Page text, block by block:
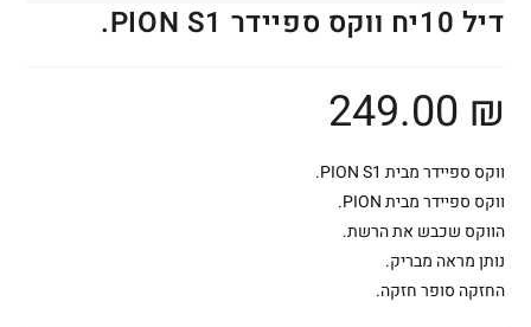
דיל 10יח ווקס ספיידר PION S1.
249.00 ₪
ווקס ספיידר מבית PION S1.
ווקס ספיידר מבית PION.
הווקס שכבש את הרשת.
נותן מראה מבריק.
החזקה סופר חזקה.